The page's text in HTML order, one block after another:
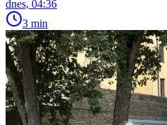
dnes, 04:36
3 min